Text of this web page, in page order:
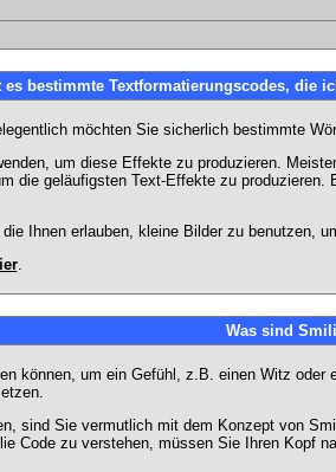
es bestimmte Textformatierungscodes, die
möchten Sie sicherlich bestimmte
um diese Effekte zu produzieren.
die geläufigsten Text-Effekte zu
Ihnen erlauben, kleine Bilder zu benutzen,
.
Was sind
können, um ein Gefühl, z.B. einen Witz
sind Sie vermutlich mit dem Konzept von
Code zu verstehen, müssen Sie Ihren Kopf